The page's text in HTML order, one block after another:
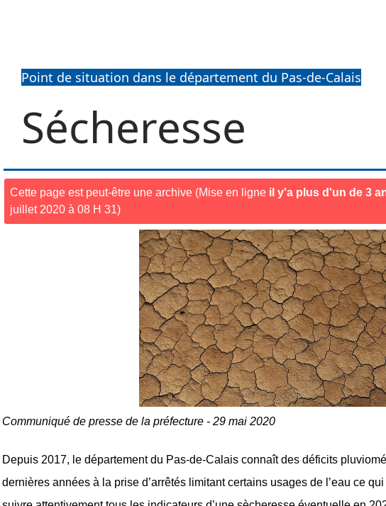
Point de situation dans le département du Pas-de-Calais
Sécheresse
Cette page est peut-être une archive (Mise en ligne il y'a plus d'un de 3
juillet 2020 à 08 H 31)
Communiqué de presse de la préfecture - 29 mai 2020
Depuis 2017, le département du Pas-de-Calais connaît des déficits
dernières années à la prise d’arrêtés limitant certains usages de l’eau ce